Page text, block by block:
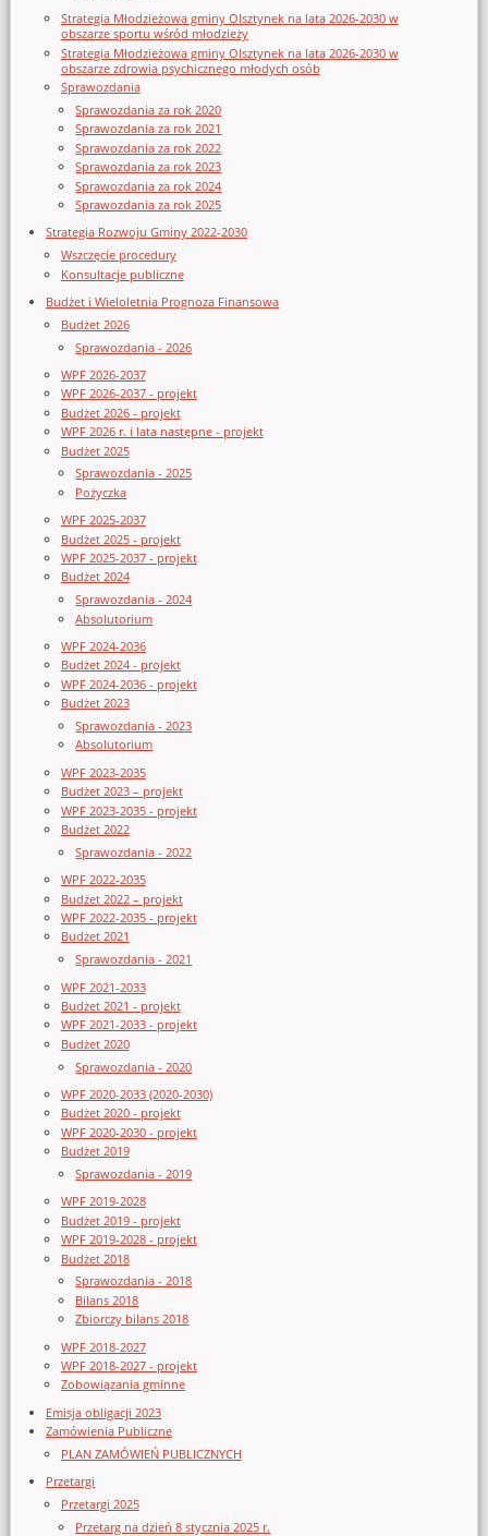
Strategia Młodzieżowa gminy Olsztynek na lata 2026-2030 w
obszarze sportu wśród młodzieży
Strategia Młodzieżowa gminy Olsztynek na lata 2026-2030 w
obszarze zdrowia psychicznego młodych osób
Sprawozdania
Sprawozdania za rok 2020
Sprawozdania za rok 2021
Sprawozdania za rok 2022
Sprawozdania za rok 2023
Sprawozdania za rok 2024
Sprawozdania za rok 2025
Strategia Rozwoju Gminy 2022-2030
Wszczęcie procedury
Konsultacje publiczne
Budżet i Wieloletnia Prognoza Finansowa
Budżet 2026
Sprawozdania - 2026
WPF 2026-2037
WPF 2026-2037 - projekt
Budżet 2026 - projekt
WPF 2026 r. i lata następne - projekt
Budżet 2025
Sprawozdania - 2025
Pożyczka
WPF 2025-2037
Budżet 2025 - projekt
WPF 2025-2037 - projekt
Budżet 2024
Sprawozdania - 2024
Absolutorium
WPF 2024-2036
Budżet 2024 - projekt
WPF 2024-2036 - projekt
Budżet 2023
Sprawozdania - 2023
Absolutorium
WPF 2023-2035
Budżet 2023 – projekt
WPF 2023-2035 - projekt
Budżet 2022
Sprawozdania - 2022
WPF 2022-2035
Budżet 2022 – projekt
WPF 2022-2035 - projekt
Budżet 2021
Sprawozdania - 2021
WPF 2021-2033
Budżet 2021 - projekt
WPF 2021-2033 - projekt
Budżet 2020
Sprawozdania - 2020
WPF 2020-2033 (2020-2030)
Budżet 2020 - projekt
WPF 2020-2030 - projekt
Budżet 2019
Sprawozdania - 2019
WPF 2019-2028
Budżet 2019 - projekt
WPF 2019-2028 - projekt
Budżet 2018
Sprawozdania - 2018
Bilans 2018
Zbiorczy bilans 2018
WPF 2018-2027
WPF 2018-2027 - projekt
Zobowiązania gminne
Emisja obligacji 2023
Zamówienia Publiczne
PLAN ZAMÓWIEŃ PUBLICZNYCH
Przetargi
Przetargi 2025
Przetarg na dzień 8 stycznia 2025 r.